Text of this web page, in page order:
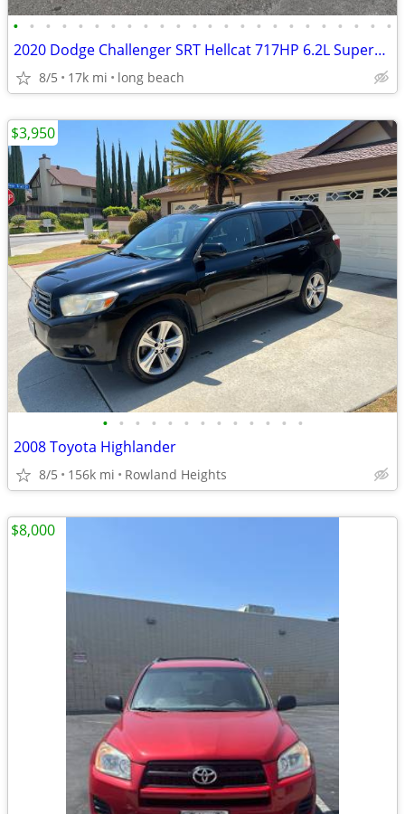
• • • • • • • • • • • • • • • • • • • • • • • •
2020 Dodge Challenger SRT Hellcat 717HP 6.2L SuperCharged PREMIUM 17k
8/5 17k mi long beach
• • • • • • • • • • • • •
2008 Toyota Highlander
8/5 156k mi Rowland Heights
$3,950
$8,000